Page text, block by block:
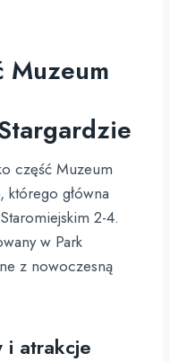
Muzeum
część Muzeum
główna
2-4.
w Park
z nowoczesną
i atrakcje